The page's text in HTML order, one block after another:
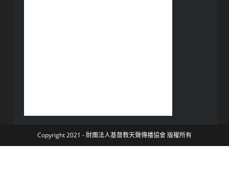
Copyright 2021 - 財團法人基督教天聲傳播協會 版權所有